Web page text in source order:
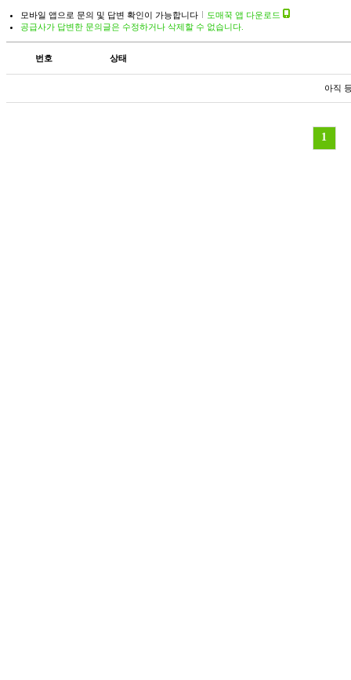
모바일 앱으로 문의 및 답변 확인이 가능합니다
도매꾹 앱 다운로드
공급사가 답변한 문의글은 수정하거나 삭제할 수 없습니다.
번호 상태
아직
1